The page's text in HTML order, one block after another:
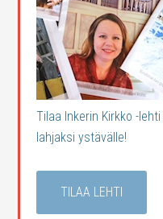
Tilaa Inkerin Kirkko -
lahjaksi ystävälle!
TILAA LEHTI